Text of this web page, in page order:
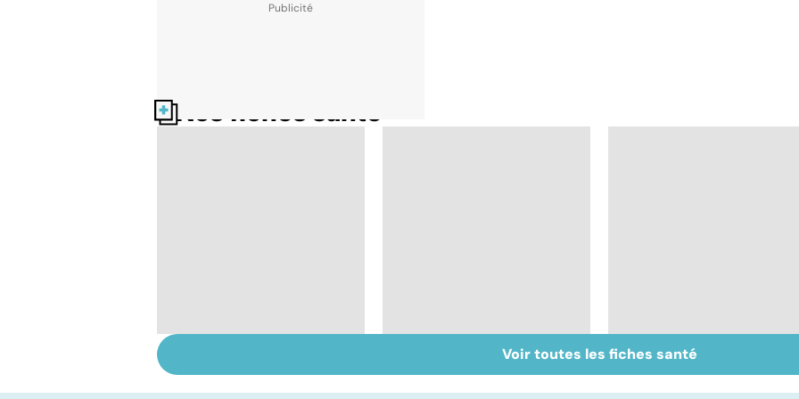
Nos fiches santé
de l'attention avec
Accident vasculaire
cérébral : l'enfant
Trisomie 21 : du
dépistage à la prise
Voir toutes les fiches santé